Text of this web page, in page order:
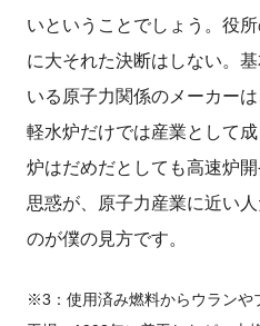
いということでしょう。役
に大それた決断はしない。
いる原子力関係のメーカー
軽水炉だけでは産業として
炉はだめだとしても高速炉
思惑が、原子力産業に近い
のが僕の見方です。
※3：使用済み燃料からウランや